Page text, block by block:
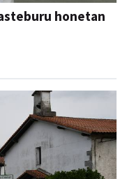
honetan